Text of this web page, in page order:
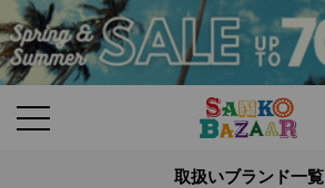
取扱いブランド一覧